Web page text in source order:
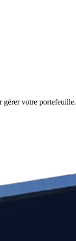
gérer votre portefeuille.